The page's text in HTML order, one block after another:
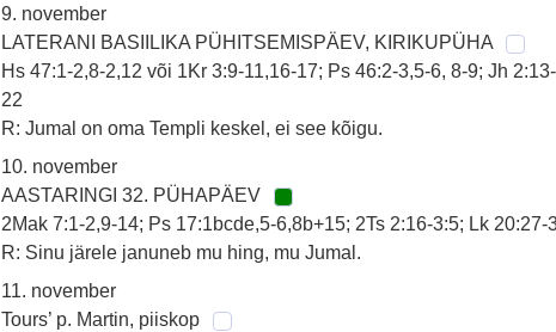
9. november
LATERANI BASIILIKA PÜHITSEMISPÄEV, KIRIKUPÜHA
Hs 47:1-2,8-2,12 või 1Kr 3:9-11,16-17; Ps 46:2-3,5-6, 8-9; Jh 2:13-
22
R: Jumal on oma Templi keskel, ei see kõigu.
10. november
AASTARINGI 32. PÜHAPÄEV
2Mak 7:1-2,9-14; Ps 17:1bcde,5-6,8b+15; 2Ts 2:16-3:5; Lk 20:27-
R: Sinu järele januneb mu hing, mu Jumal.
11. november
Tours’ p. Martin, piiskop